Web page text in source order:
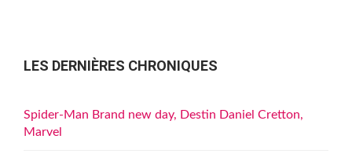
LES DERNIÈRES CHRONIQUES
Spider-Man Brand new day, Destin Daniel Cretton,
Marvel